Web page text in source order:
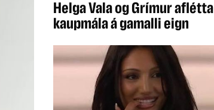
Helga Vala og Grímur aflétta
kaupmála á gamalli eign